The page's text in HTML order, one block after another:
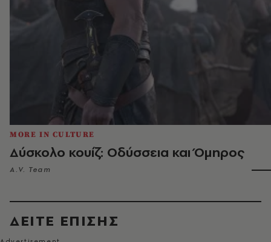
MORE IN CULTURE
Δύσκολο κουίζ: Οδύσσεια και Όμηρος
A.V. Team
ΔΕΙΤΕ ΕΠΙΣΗΣ